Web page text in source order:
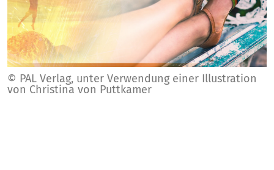
© PAL Verlag, unter Verwendung einer Illustration
von Christina von Puttkamer